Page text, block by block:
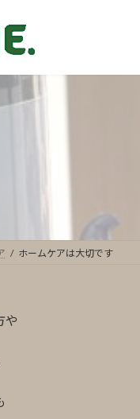
ホームケアは大切です
や